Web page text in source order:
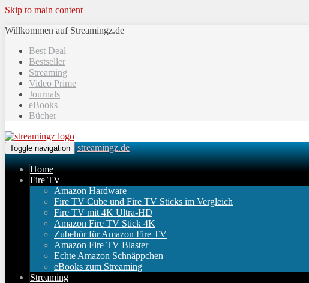
Skip to main content
Willkommen auf Streamingz.de
Best Deal
Bestseller
Streaming
Video Prime
Journals
eBooks
Bücher
Toggle navigation streamingz.de
Home
Fire TV
Amazon Hardware
Fire TV Cube und Fire TV Sticks im Vergleich
Fire TV mit 4K Ultra-HD
Amazon Fire TV Stick 4K
Zubehör für Amazon Fire TV
Amazon Fire TV Blaster
Echte Amazon Schnäppchen
eBooks zum Streaming
Streaming